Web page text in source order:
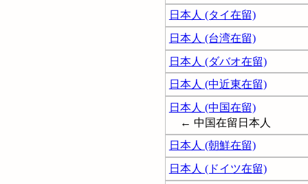
日本人 (タイ在留)
日本人 (台湾在留)
日本人 (ダバオ在留)
日本人 (中近東在留)
日本人 (中国在留)
← 中国在留日本人
日本人 (朝鮮在留)
日本人 (ドイツ在留)